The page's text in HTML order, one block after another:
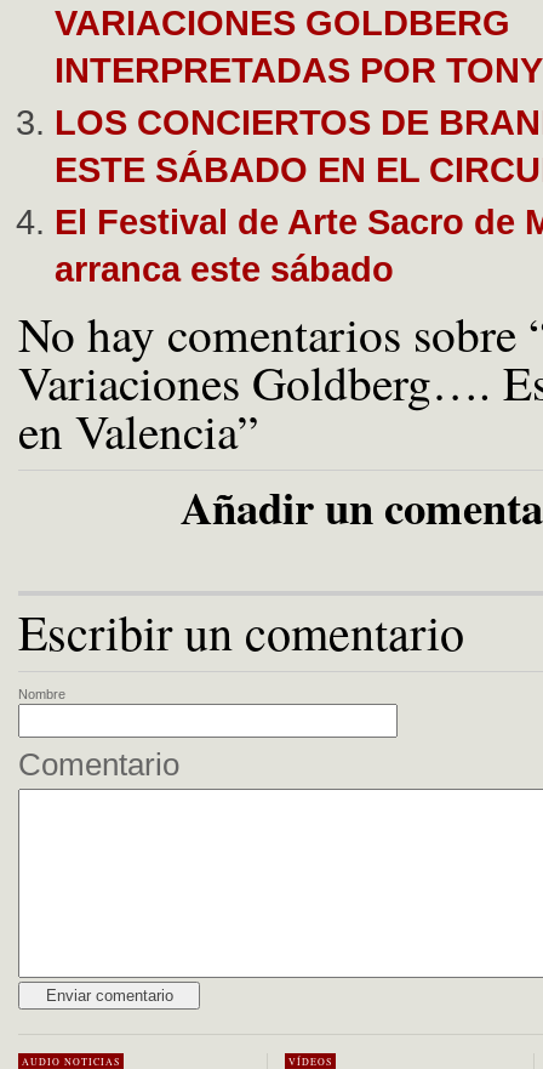
VARIACIONES GOLDBERG
INTERPRETADAS POR
LOS CONCIERTOS DE
ESTE SÁBADO EN EL
El Festival de Arte Sacro de
arranca este sábado
No hay comentarios sobre
Variaciones Goldberg….
en Valencia”
Añadir un
Escribir un comentario
Nombre
Comentario
AUDIO NOTICIAS VÍDEOS